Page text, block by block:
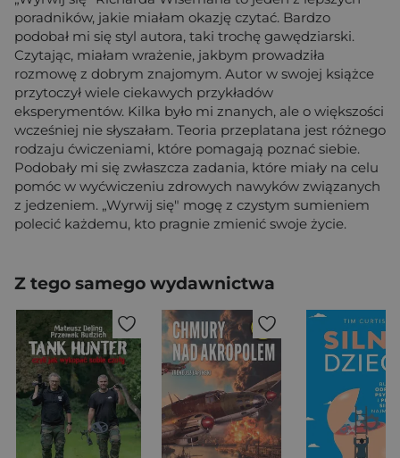
poradników, jakie miałam okazję czytać. Bardzo
podobał mi się styl autora, taki trochę gawędziarski.
Czytając, miałam wrażenie, jakbym prowadziła
rozmowę z dobrym znajomym. Autor w swojej książce
przytoczył wiele ciekawych przykładów
eksperymentów. Kilka było mi znanych, ale o większości
wcześniej nie słyszałam. Teoria przeplatana jest różnego
rodzaju ćwiczeniami, które pomagają poznać siebie.
Podobały mi się zwłaszcza zadania, które miały na celu
pomóc w wyćwiczeniu zdrowych nawyków związanych
z jedzeniem. „Wyrwij się" mogę z czystym sumieniem
polecić każdemu, kto pragnie zmienić swoje życie.
Z tego samego wydawnictwa